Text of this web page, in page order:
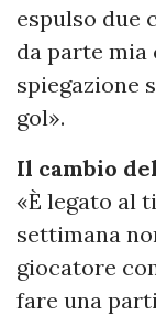
espulso due
da parte mia
spiegazione
gol».
Il cambio
«È legato al
settimana
giocatore
fare una